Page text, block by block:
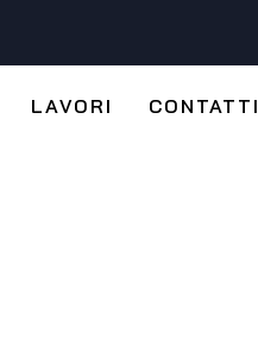
LAVORI CONTATTI